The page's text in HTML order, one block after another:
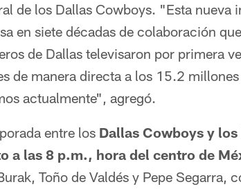
de los Dallas Cowboys. "Esta nueva
en siete décadas de colaboración
de Dallas televisaron por primera
de manera directa a los 15.2
actualmente", agregó.
entre los Dallas Cowboys y
a las 8 p.m., hora del centro de
Toño de Valdés y Pepe Segarra,